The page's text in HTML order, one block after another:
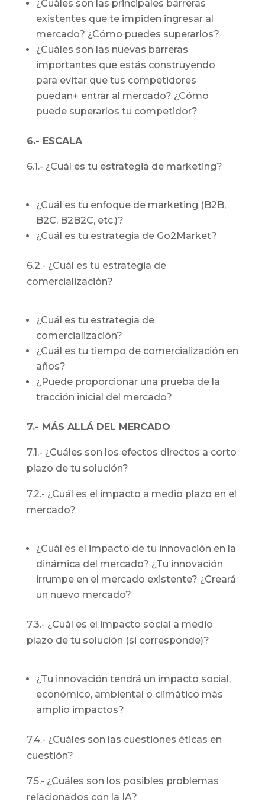
¿Cuáles son las principales barreras
existentes que te impiden ingresar al
mercado? ¿Cómo puedes superarlos?
¿Cuáles son las nuevas barreras
importantes que estás construyendo
para evitar que tus competidores
puedan+ entrar al mercado? ¿Cómo
puede superarlos tu competidor?
6.- ESCALA
6.1.- ¿Cuál es tu estrategia de marketing?
¿Cuál es tu enfoque de marketing (B2B,
B2C, B2B2C, etc.)?
¿Cuál es tu estrategia de Go2Market?
6.2.- ¿Cuál es tu estrategia de
comercialización?
¿Cuál es tu estrategia de
comercialización?
¿Cuál es tu tiempo de comercialización en
años?
¿Puede proporcionar una prueba de la
tracción inicial del mercado?
7.- MÁS ALLÁ DEL MERCADO
7.1.- ¿Cuáles son los efectos directos a corto
plazo de tu solución?
7.2.- ¿Cuál es el impacto a medio plazo en el
mercado?
¿Cuál es el impacto de tu innovación en la
dinámica del mercado? ¿Tu innovación
irrumpe en el mercado existente? ¿Creará
un nuevo mercado?
7.3.- ¿Cuál es el impacto social a medio
plazo de tu solución (si corresponde)?
¿Tu innovación tendrá un impacto social,
económico, ambiental o climático más
amplio impactos?
7.4.- ¿Cuáles son las cuestiones éticas en
cuestión?
7.5.- ¿Cuáles son los posibles problemas
relacionados con la IA?